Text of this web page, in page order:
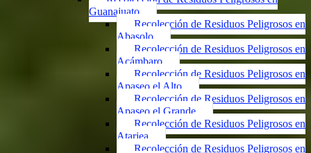
Guanajuato
Recolección de Residuos Peligrosos en
Abasolo
Recolección de Residuos Peligrosos en
Acámbaro
Recolección de Residuos Peligrosos en
Apaseo el Alto
Recolección de Residuos Peligrosos en
Apaseo el Grande
Recolección de Residuos Peligrosos en
Atarjea
Recolección de Residuos Peligrosos en